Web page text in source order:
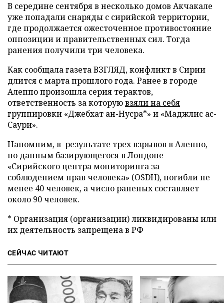
В середине сентября в несколько домов Акчакале
уже попадали снаряды с сирийской территории,
где продолжается ожесточенное противостояние
оппозиции и правительственных сил. Тогда
ранения получили три человека.
Как сообщала газета ВЗГЛЯД, конфликт в Сирии
длится с марта прошлого года. Ранее в городе
Алеппо произошла серия терактов,
ответственность за которуювзяли на себя
группировки «Джебхат ан-Нусра*» и «Маджлис ас-
Саури».
Напомним, в результате трех взрывов в Алеппо,
по данным базирующегося в Лондоне
«Сирийского центра мониторинга за
соблюдением прав человека» (OSDH), погибли не
менее 40 человек, а число раненых составляет
около 90 человек.
* Организация (организации) ликвидированы или
их деятельность запрещена в РФ
СЕЙЧАС ЧИТАЮТ